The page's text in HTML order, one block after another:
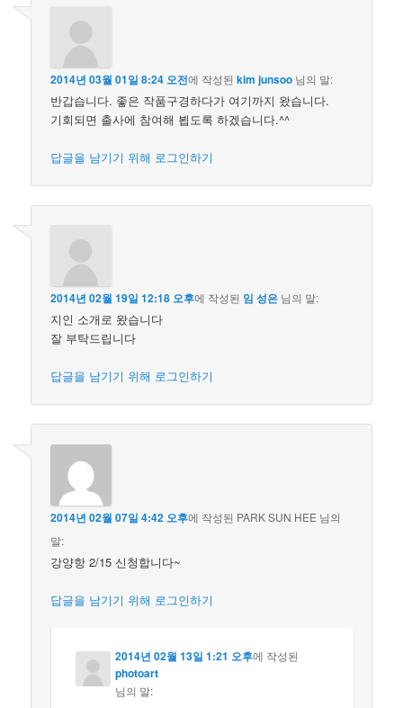
2014년 03월 01일 8:24 오전에 작성된kim junsoo 님의 말:
반갑습니다. 좋은 작품구경하다가 여기까지 왔습니다.
기회되면 출사에 참여해 뵙도록 하겠습니다.^^
답글을 남기기 위해 로그인하기
2014년 02월 19일 12:18 오후에 작성된 임 성은 님의 말:
지인 소개로 왔습니다
잘 부탁드립니다
답글을 남기기 위해 로그인하기
2014년 02월 07일 4:42 오후에 작성된 PARK SUN HEE 님의
말:
강양항 2/15 신청합니다~
답글을 남기기 위해 로그인하기
2014년 02월 13일 1:21 오후에 작성된
photoart
님의 말: